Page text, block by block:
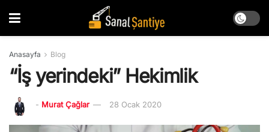
Anasayfa Blog
“İş yerindeki” Hekimlik
- Murat Çağlar 28 Ocak 2020